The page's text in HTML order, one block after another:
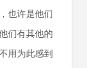
也许是他们
们有其他的
用为此感到